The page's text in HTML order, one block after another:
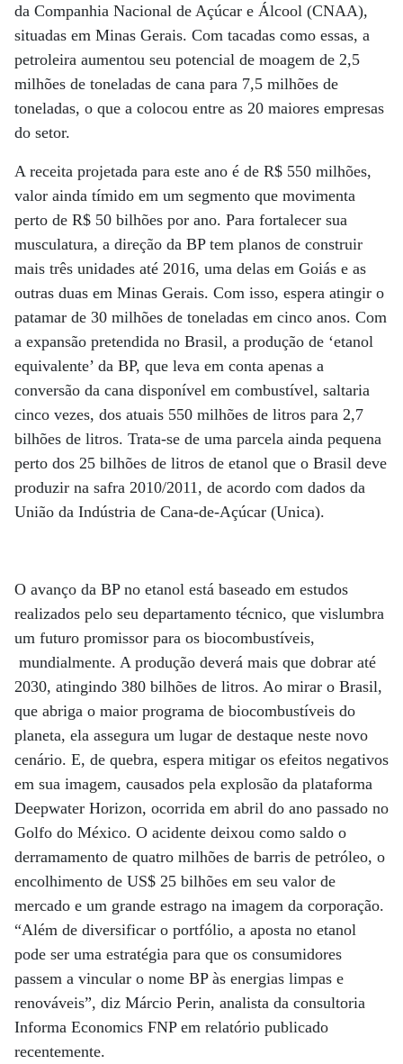
da Companhia Nacional de Açúcar e Álcool (CNAA),
situadas em Minas Gerais. Com tacadas como essas, a
petroleira aumentou seu potencial de moagem de 2,5
milhões de toneladas de cana para 7,5 milhões de
toneladas, o que a colocou entre as 20 maiores empresas
do setor.
A receita projetada para este ano é de R$ 550 milhões,
valor ainda tímido em um segmento que movimenta
perto de R$ 50 bilhões por ano. Para fortalecer sua
musculatura, a direção da BP tem planos de construir
mais três unidades até 2016, uma delas em Goiás e as
outras duas em Minas Gerais. Com isso, espera atingir o
patamar de 30 milhões de toneladas em cinco anos. Com
a expansão pretendida no Brasil, a produção de ‘etanol
equivalente’ da BP, que leva em conta apenas a
conversão da cana disponível em combustível, saltaria
cinco vezes, dos atuais 550 milhões de litros para 2,7
bilhões de litros. Trata-se de uma parcela ainda pequena
perto dos 25 bilhões de litros de etanol que o Brasil deve
produzir na safra 2010/2011, de acordo com dados da
União da Indústria de Cana-de-Açúcar (Unica).
O avanço da BP no etanol está baseado em estudos
realizados pelo seu departamento técnico, que vislumbra
um futuro promissor para os biocombustíveis,
mundialmente. A produção deverá mais que dobrar até
2030, atingindo 380 bilhões de litros. Ao mirar o Brasil,
que abriga o maior programa de biocombustíveis do
planeta, ela assegura um lugar de destaque neste novo
cenário. E, de quebra, espera mitigar os efeitos negativos
em sua imagem, causados pela explosão da plataforma
Deepwater Horizon, ocorrida em abril do ano passado no
Golfo do México. O acidente deixou como saldo o
derramamento de quatro milhões de barris de petróleo, o
encolhimento de US$ 25 bilhões em seu valor de
mercado e um grande estrago na imagem da corporação.
“Além de diversificar o portfólio, a aposta no etanol
pode ser uma estratégia para que os consumidores
passem a vincular o nome BP às energias limpas e
renováveis”, diz Márcio Perin, analista da consultoria
Informa Economics FNP em relatório publicado
recentemente.